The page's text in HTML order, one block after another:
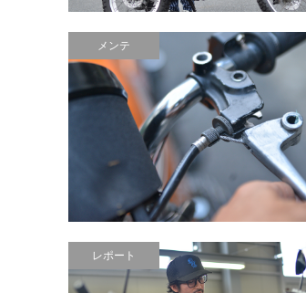
メンテ
レポート